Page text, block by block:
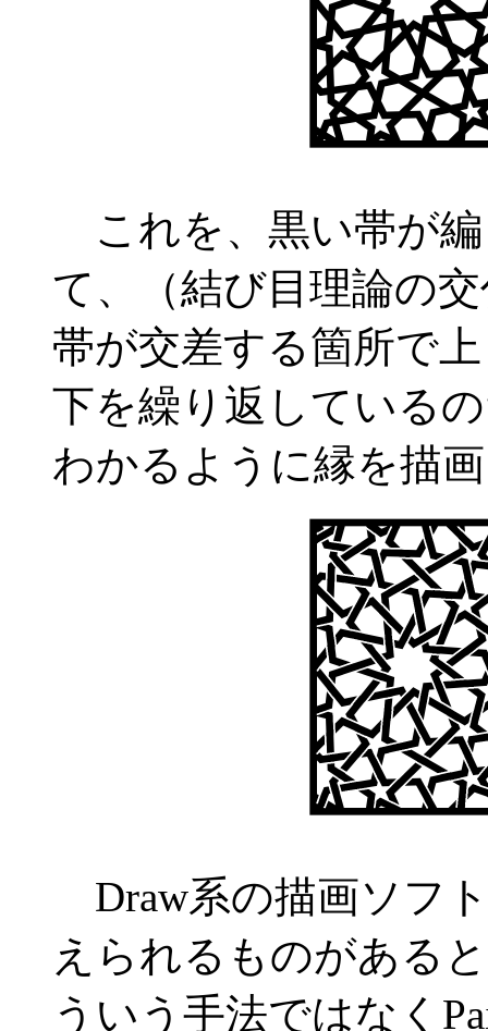
これを、黒い帯が
て、（結び目理論の
帯が交差する箇所で
下を繰り返している
わかるように縁を描
Draw系の描画ソフ
えられるものがある
ういう手法ではなく